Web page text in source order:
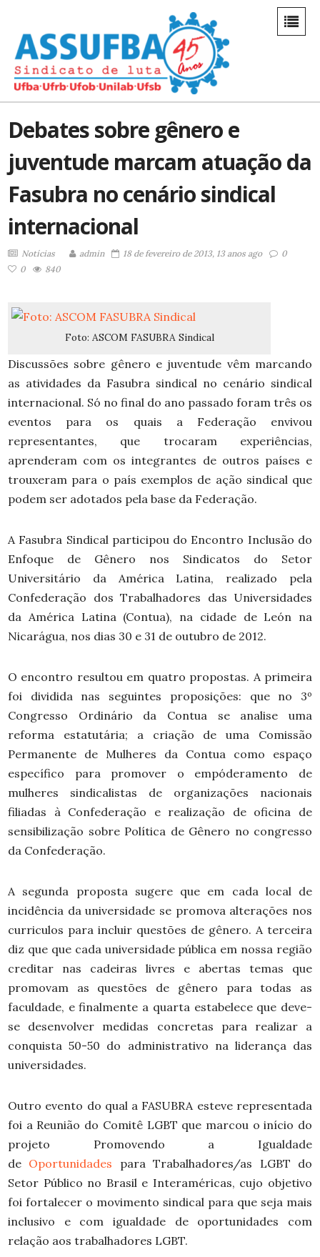
Debates sobre gênero e
juventude marcam atuação da
Fasubra no cenário sindical
internacional
Notícias admin 18 de fevereiro de 2013, 13 anos ago
0
0
840
Foto: ASCOM FASUBRA Sindical
Discussões sobre gênero e juventude vêm marcando
as atividades da Fasubra sindical no cenário sindical
internacional. Só no final do ano passado foram três os
eventos para os quais a Federação envivou
representantes, que trocaram experiências,
aprenderam com os integrantes de outros países e
trouxeram para o país exemplos de ação sindical que
podem ser adotados pela base da Federação.
A Fasubra Sindical participou do Encontro Inclusão do
Enfoque de Gênero nos Sindicatos do Setor
Universitário da América Latina, realizado pela
Confederação dos Trabalhadores das Universidades
da América Latina (Contua), na cidade de León na
Nicarágua, nos dias 30 e 31 de outubro de 2012.
O encontro resultou em quatro propostas. A primeira
foi dividida nas seguintes proposições: que no 3º
Congresso Ordinário da Contua se analise uma
reforma estatutária; a criação de uma Comissão
Permanente de Mulheres da Contua como espaço
específico para promover o empóderamento de
mulheres sindicalistas de organizações nacionais
filiadas à Confederação e realização de oficina de
sensibilização sobre Política de Gênero no congresso
da Confederação.
A segunda proposta sugere que em cada local de
incidência da universidade se promova alterações nos
curriculos para incluir questões de gênero. A terceira
diz que que cada universidade pública em nossa região
creditar nas cadeiras livres e abertas temas que
promovam as questões de gênero para todas as
faculdade, e finalmente a quarta estabelece que deve-
se desenvolver medidas concretas para realizar a
conquista 50-50 do administrativo na liderança das
universidades.
Outro evento do qual a FASUBRA esteve representada
foi a Reunião do Comitê LGBT que marcou o início do
projeto Promovendo a Igualdade
de Oportunidades para Trabalhadores/as LGBT do
Setor Público no Brasil e Interaméricas, cujo objetivo
foi fortalecer o movimento sindical para que seja mais
inclusivo e com igualdade de oportunidades com
relação aos trabalhadores LGBT.